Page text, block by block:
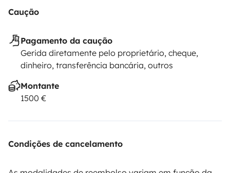
Caução
Pagamento da caução
Gerida diretamente pelo proprietário, cheque,
dinheiro, transferência bancária, outros
Montante
1500 €
Condições de cancelamento